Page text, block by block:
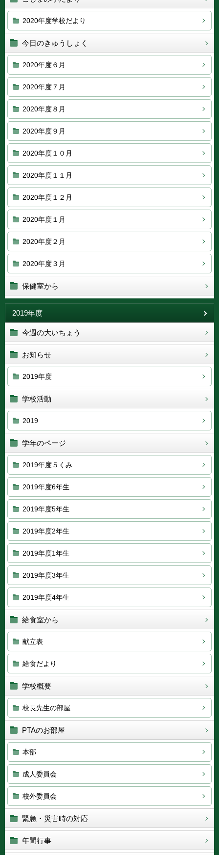
2020年度学校だより
今日のきゅうしょく
2020年度６月
2020年度７月
2020年度８月
2020年度９月
2020年度１０月
2020年度１１月
2020年度１２月
2020年度１月
2020年度２月
2020年度３月
保健室から
2019年度
今週の大いちょう
お知らせ
2019年度
学校活動
2019
学年のページ
2019年度５くみ
2019年度6年生
2019年度5年生
2019年度2年生
2019年度1年生
2019年度3年生
2019年度4年生
給食室から
献立表
給食だより
学校概要
校長先生の部屋
PTAのお部屋
本部
成人委員会
校外委員会
緊急・災害時の対応
年間行事